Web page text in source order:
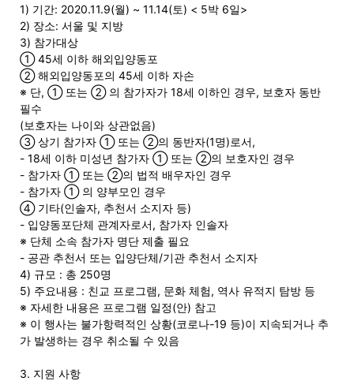
1) 기간: 2020.11.9(월) ~ 11.14(토) < 5박 6일>
2) 장소: 서울 및 지방
3) 참가대상
① 45세 이하 해외입양동포
② 해외입양동포의 45세 이하 자손
※ 단, ① 또는 ② 의 참가자가 18세 이하인 경우, 보호자 동반
필수
(보호자는 나이와 상관없음)
③ 상기 참가자 ① 또는 ②의 동반자(1명)로서,
- 18세 이하 미성년 참가자 ① 또는 ②의 보호자인 경우
- 참가자 ① 또는 ②의 법적 배우자인 경우
- 참가자 ① 의 양부모인 경우
④ 기타(인솔자, 추천서 소지자 등)
- 입양동포단체 관계자로서, 참가자 인솔자
※ 단체 소속 참가자 명단 제출 필요
- 공관 추천서 또는 입양단체/기관 추천서 소지자
4) 규모 : 총 250명
5) 주요내용 : 친교 프로그램, 문화 체험, 역사 유적지 탐방 등
※ 자세한 내용은 프로그램 일정(안) 참고
※ 이 행사는 불가항력적인 상황(코로나-19 등)이 지속되거나 추
가 발생하는 경우 취소될 수 있음
3. 지원 사항